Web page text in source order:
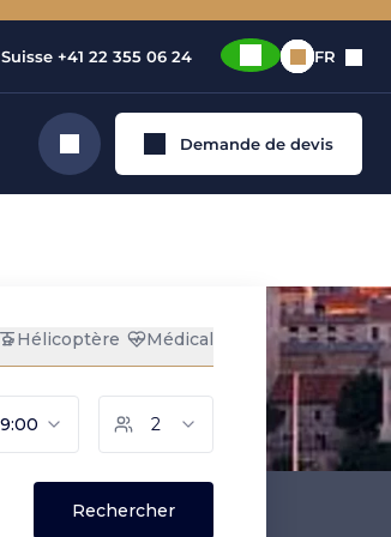
Suisse +41 22 355 06 24 FR
Rechercher Demande de devis